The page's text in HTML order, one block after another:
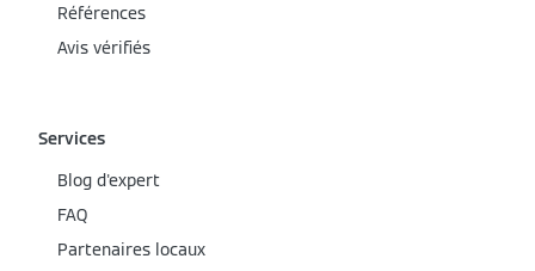
Références
Avis vérifiés
Services
Blog d'expert
FAQ
Partenaires locaux